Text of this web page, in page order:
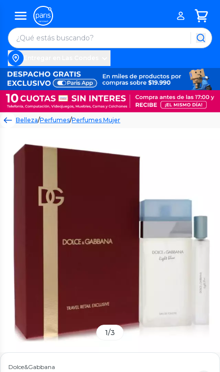
Belleza/Perfumes/Perfumes Mujer
1/3
Dolce&Gabbana